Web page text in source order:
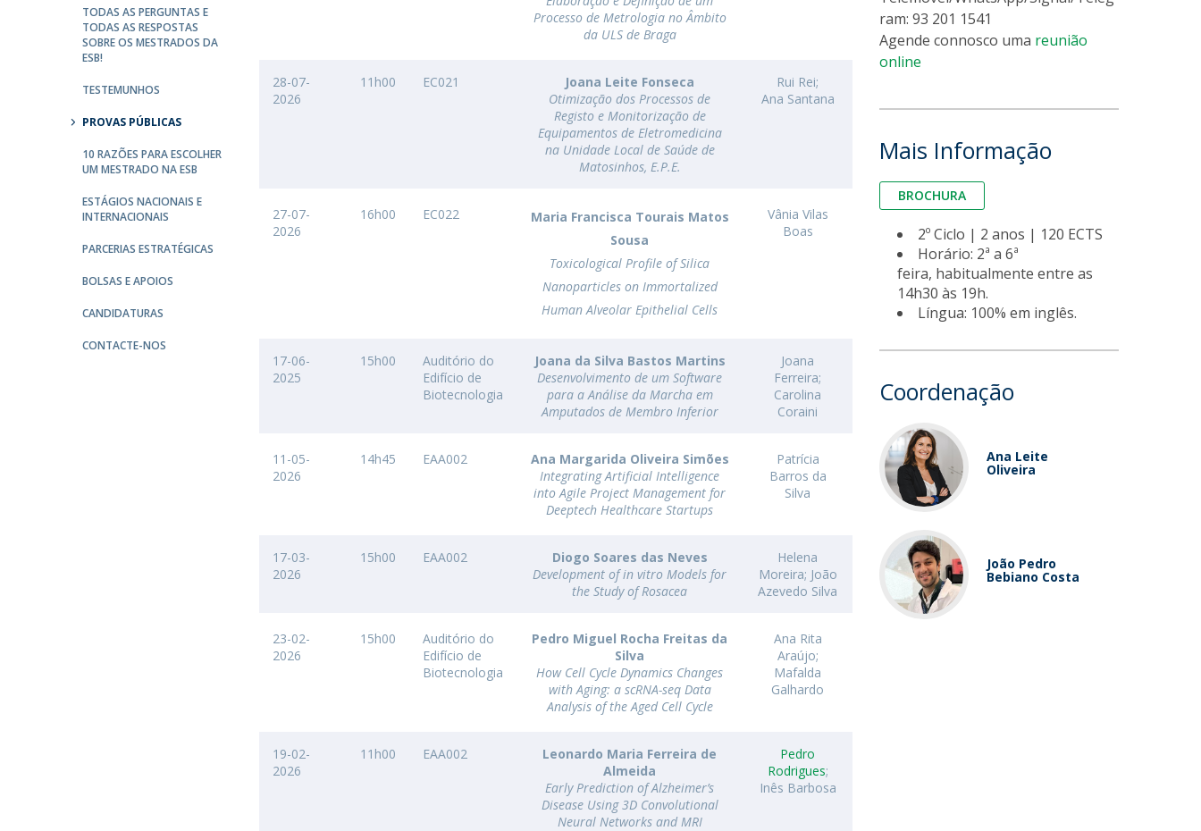
Pós-Graduações
Formação Avançada
Parcerias Estratégicas
Iniciativas Nacionais
O que dizem sobre a ESB
Clube de Inovação e Conhecimento
Dia Internacional do Microrganismo
Conferências em Biotecnologia
Tertúlias na Biotecnologia
Jornadas de Biotecnologia
Facebook
Receba as notícias para Alumni
TODAS AS PERGUNTAS E
TODAS AS RESPOSTAS
SOBRE OS MESTRADOS DA
ESB!
TESTEMUNHOS
PROVAS PÚBLICAS
10 RAZÕES PARA ESCOLHER
UM MESTRADO NA ESB
ESTÁGIOS NACIONAIS E
INTERNACIONAIS
PARCERIAS ESTRATÉGICAS
BOLSAS E APOIOS
CANDIDATURAS
CONTACTE-NOS
Processo de Metrologia no Âmbito
da ULS de Braga
28-07-
2026
11h00 EC021
Joana Leite Fonseca
Otimização dos Processos de
Registo e Monitorização de
Equipamentos de Eletromedicina
na Unidade Local de Saúde de
Matosinhos, E.P.E.
Rui Rei;
Ana Santana
27-07-
2026
16h00 EC022
Maria Francisca Tourais Matos
Sousa
Toxicological Profile of Silica
Nanoparticles on Immortalized
Human Alveolar Epithelial Cells
Vânia Vilas
Boas
17-06-
2025
15h00
Auditório do
Edifício de
Biotecnologia
Joana da Silva Bastos Martins
Desenvolvimento de um Software
para a Análise da Marcha em
Amputados de Membro Inferior
Joana
Ferreira;
Carolina
Coraini
11-05-
2026
14h45 EAA002
Ana Margarida Oliveira Simões
Integrating Artificial Intelligence
into Agile Project Management for
Deeptech Healthcare Startups
Patrícia
Barros da
Silva
17-03-
2026
15h00 EAA002
Diogo Soares das Neves
Development of in vitro Models for
the Study of Rosacea
Helena
Moreira; João
Azevedo Silva
23-02-
2026
15h00
Auditório do
Edifício de
Biotecnologia
Pedro Miguel Rocha Freitas da
Silva
How Cell Cycle Dynamics Changes
with Aging: a scRNA-seq Data
Analysis of the Aged Cell Cycle
Ana Rita
Araújo;
Mafalda
Galhardo
19-02-
2026
11h00 EAA002
Leonardo Maria Ferreira de
Almeida
Early Prediction of Alzheimer’s
Disease Using 3D Convolutional
Neural Networks and MRI
Pedro
Rodrigues;
Inês Barbosa
ram: 93 201 1541
Agende connosco uma reunião
online
Mais Informação
BROCHURA
2º Ciclo | 2 anos | 120 ECTS
Horário: 2ª a 6ª
feira, habitualmente entre as
14h30 às 19h.
Língua: 100% em inglês.
Coordenação
Ana Leite
Oliveira
João Pedro
Bebiano Costa